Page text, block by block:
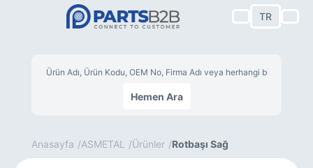
TR
Hemen Ara
Anasayfa ASMETAL Ürünler Rotbaşı Sağ